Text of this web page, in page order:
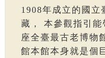
1908年成立的國立
藏， 本參觀指引能
座全臺最古老博物
館本館本身就是個